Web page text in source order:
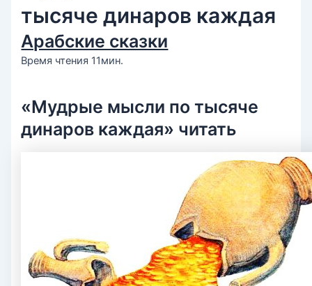
тысяче динаров каждая
Арабские сказки
Время чтения 11мин.
«Мудрые мысли по тысяче
динаров каждая» читать